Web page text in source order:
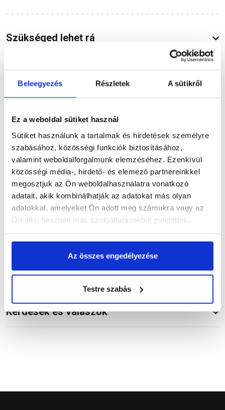
Beleegyezés Részletek A sütikről
Ez a weboldal sütiket használ
Sütiket használunk a tartalmak és hirdetések személyre
szabásához, közösségi funkciók biztosításához,
valamint weboldalforgalmunk elemzéséhez. Ezenkívül
közösségi média-, hirdető- és elemező partnereinkkel
megosztjuk az Ön weboldalhasználatra vonatkozó
adatait, akik kombinálhatják az adatokat más olyan
adatokkal, amelyeket Ön adott meg számukra vagy az
Ön által használt más szolgáltatásokból gyűjtöttek.
Az összes engedélyezése
Testre szabás
Szükséged lehet rá
Termékinformáció
Dokumentumok(2)
Vásárlói vélemények
Kérdések és válaszok